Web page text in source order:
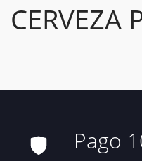
CERVEZA
Pago